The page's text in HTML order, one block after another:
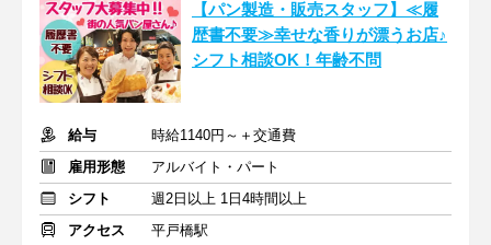
【パン製造・販売スタッフ】≪履
歴書不要≫幸せな香りが漂うお店♪
シフト相談OK！年齢不問
給与
時給1140円～＋交通費
雇用形態
アルバイト・パート
シフト
週2日以上 1日4時間以上
アクセス
平戸橋駅